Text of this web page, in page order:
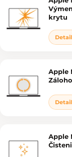
krytu
Detail
Apple
Detail
Apple